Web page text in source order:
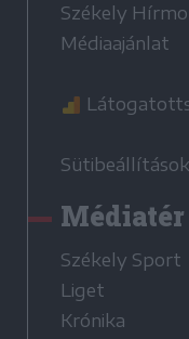
Székely
Médiaajánlat
Sütibeállítások
Médiatér
Székely Sport
Liget
Krónika